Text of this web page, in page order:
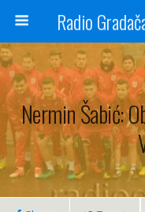
Nermin Šabić: